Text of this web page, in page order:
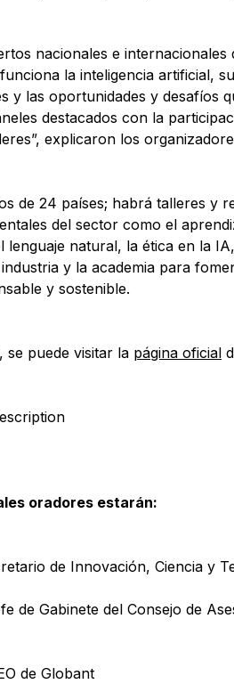
nacionales e
la inteligencia artificial,
y las oportunidades y desafíos
destacados con la
explicaron los
de 24 países; habrá talleres y
del sector como el
lenguaje natural, la ética en la
y la academia para
y sostenible.
se puede visitar la página oficial
oradores estarán:
de Innovación, Ciencia y
de Gabinete del Consejo de
de Globant